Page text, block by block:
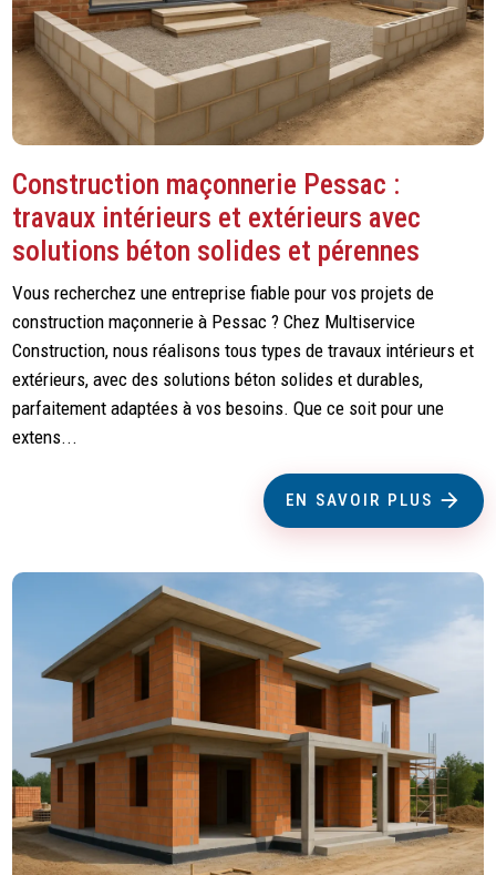
Construction maçonnerie Pessac :
travaux intérieurs et extérieurs avec
solutions béton solides et pérennes
Vous recherchez une entreprise fiable pour vos projets de
construction maçonnerie à Pessac ? Chez Multiservice
Construction, nous réalisons tous types de travaux intérieurs et
extérieurs, avec des solutions béton solides et durables,
parfaitement adaptées à vos besoins. Que ce soit pour une
extens...
EN SAVOIR PLUS